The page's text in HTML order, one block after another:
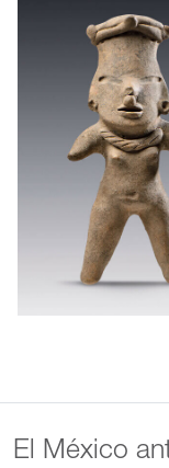
El México